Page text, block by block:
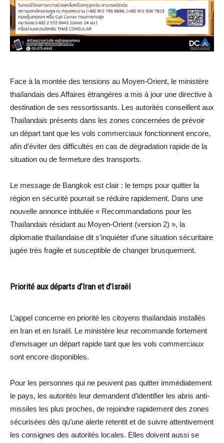
Face à la montée des tensions au Moyen-Orient, le ministère
thaïlandais des Affaires étrangères a mis à jour une directive à
destination de ses ressortissants. Les autorités conseillent aux
Thaïlandais présents dans les zones concernées de prévoir
un départ tant que les vols commerciaux fonctionnent encore,
afin d’éviter des difficultés en cas de dégradation rapide de la
situation ou de fermeture des transports.
Le message de Bangkok est clair : le temps pour quitter la
région en sécurité pourrait se réduire rapidement. Dans une
nouvelle annonce intitulée « Recommandations pour les
Thaïlandais résidant au Moyen-Orient (version 2) », la
diplomatie thaïlandaise dit s’inquiéter d’une situation sécuritaire
jugée très fragile et susceptible de changer brusquement.
Priorité aux départs d’Iran et d’Israël
L’appel concerne en priorité les citoyens thaïlandais installés
en Iran et en Israël. Le ministère leur recommande fortement
d’envisager un départ rapide tant que les vols commerciaux
sont encore disponibles.
Pour les personnes qui ne peuvent pas quitter immédiatement
le pays, les autorités leur demandent d’identifier les abris anti-
missiles les plus proches, de rejoindre rapidement des zones
sécurisées dès qu’une alerte retentit et de suivre attentivement
les consignes des autorités locales. Elles doivent aussi se